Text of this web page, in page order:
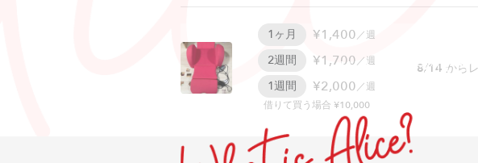
Webでは予約でき
1ヶ月 ¥1,400／週
2週間 ¥1,700／週
1週間 ¥2,000／週
借りて買う場合 ¥10,000
8/14 から